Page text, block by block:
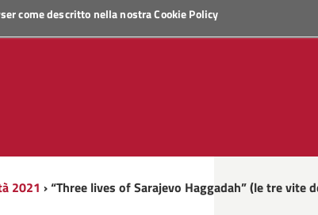
come descritto nella nostraCookie Policy
2021 › “Three lives of Sarajevo Haggadah” (le tre vite